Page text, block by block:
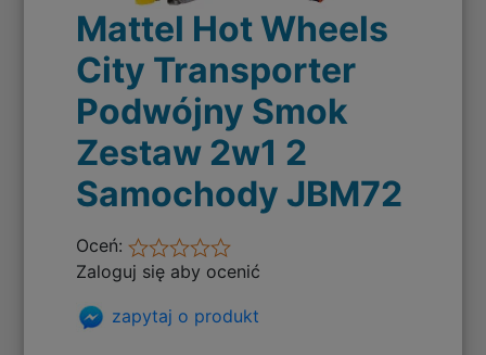
Mattel Hot Wheels
City Transporter
Podwójny Smok
Zestaw 2w1 2
Samochody JBM72
Oceń:
Zaloguj się aby ocenić
zapytaj o produkt